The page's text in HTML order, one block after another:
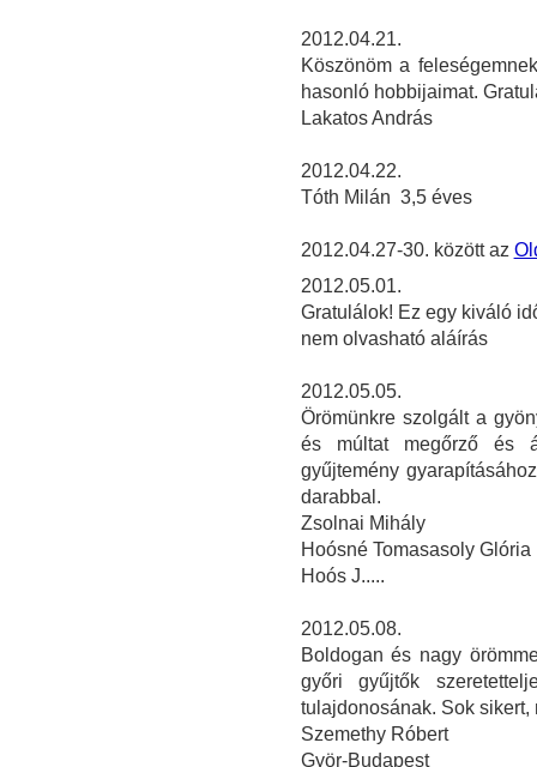
2012.04.21.
Köszönöm a
hasonló hobbijaimat.
Lakatos András
2012.04.22.
Tóth Milán 3,5 éves
2012.04.27-30. között az
2012.05.01.
Gratulálok! Ez egy kiváló
nem olvasható aláírás
2012.05.05.
Örömünkre szolgált a
és múltat megőrző és
gyűjtemény
darabbal.
Zsolnai Mihály
Hoósné Tomasasoly Glória
Hoós J.....
2012.05.08.
Boldogan és nagy
győri gyűjtők
tulajdonosának. Sok
Szemethy Róbert
Györ-Budapest